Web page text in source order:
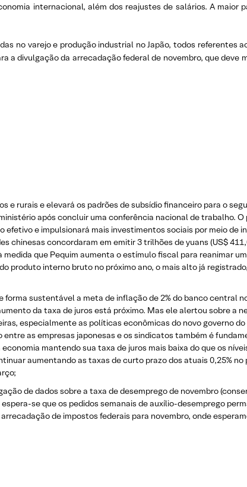
internacional, além dos reajustes de salários. A maior
no varejo e produção industrial no Japão, todos referentes
a divulgação da arrecadação federal de novembro, que deve
rurais e elevará os padrões de subsídio financeiro para o
após concluir uma conferência nacional de trabalho. O
e impulsionará mais investimentos sociais por meio de
chinesas concordaram em emitir 3 trilhões de yuans (US$
que Pequim aumenta o estímulo fiscal para reanimar
produto interno bruto no próximo ano, o mais alto já
sustentável a meta de inflação de 2% do banco central
da taxa de juros está próximo. Mas ele alertou sobre a
especialmente as políticas econômicas do novo governo
as empresas japonesas e os sindicatos também é
mantendo sua taxa de juros mais baixa do que os
aumentando as taxas de curto prazo dos atuais 0,25% no
de dados sobre a taxa de desemprego de novembro
se que os pedidos semanais de auxílio-desemprego
de impostos federais para novembro, onde